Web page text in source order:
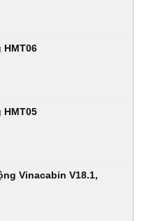
Vinacabin V18.1,